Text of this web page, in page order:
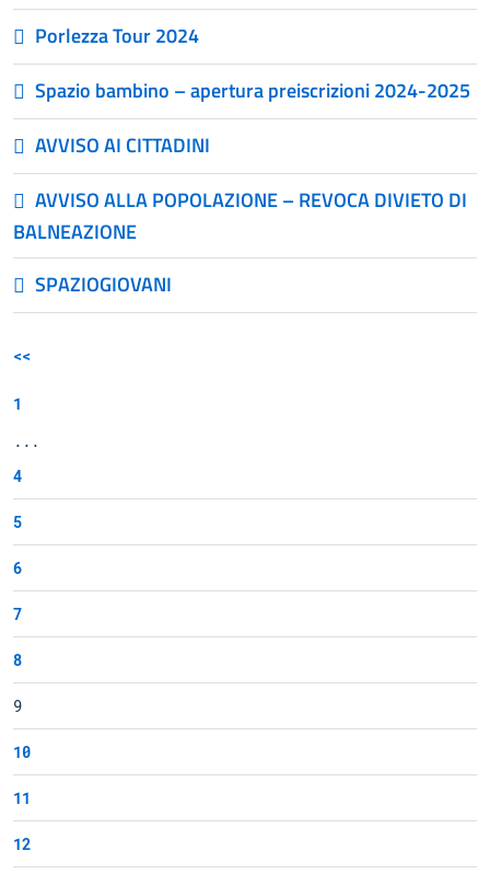
Porlezza Tour 2024
Spazio bambino – apertura preiscrizioni 2024-2025
AVVISO AI CITTADINI
AVVISO ALLA POPOLAZIONE – REVOCA DIVIETO DI
BALNEAZIONE
SPAZIOGIOVANI
<<
1
...
4
5
6
7
8
9
10
11
12